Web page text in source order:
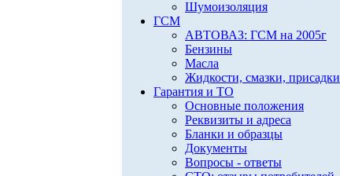
Шумоизоляция
ГСМ
АВТОВАЗ: ГСМ на 2005г
Бензины
Масла
Жидкости, смазки, присадки
Гарантия и ТО
Основные положения
Реквизиты и адреса
Бланки и образцы
Документы
Вопросы - ответы